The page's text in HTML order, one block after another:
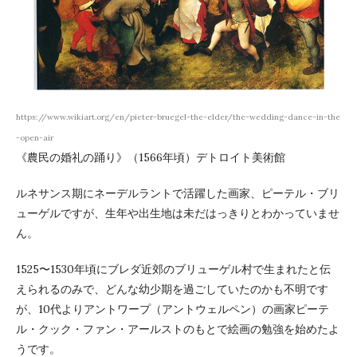
https://www.wikiart.org/en/pieter-bruegel-the-elder/the-wedding-dance-in-the
-open-air
《農民の婚礼の踊り》（1566年頃）デトロイト美術館
ルネサンス期にネーデルラントで活躍した画家、ピーテル・ブリ
ューゲルですが、生年や出生地は未だはっきりとわかっていませ
ん。
1525〜1530年頃にブレダ近郊のブリューゲル村で生まれたと伝
えられるのみで、どんな幼少期を過ごしていたのかも不明です
が、10代よりアントワープ（アントウェルペン）の画家ピーテ
ル・クック・ファン・アールストのもとで絵画の勉強を始めたよ
うです。